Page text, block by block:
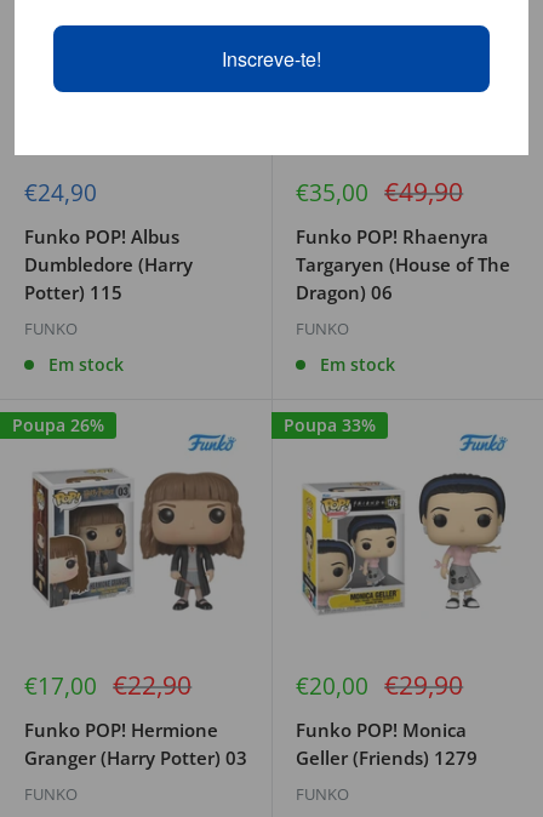
Preço
venda
€24,90
Funko POP! Albus
Dumbledore (Harry
Potter) 115
FUNKO
Em stock
Preço
venda
€35,00 Preço
regular
€49,90
Funko POP! Rhaenyra
Targaryen (House of The
Dragon) 06
FUNKO
Em stock
Poupa 26%
Preço
venda
€17,00 Preço
regular
€22,90
Funko POP! Hermione
Granger (Harry Potter) 03
FUNKO
Poupa 33%
Preço
venda
€20,00 Preço
regular
€29,90
Funko POP! Monica
Geller (Friends) 1279
FUNKO
Inscreve-te!